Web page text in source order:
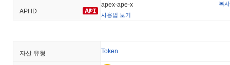
API ID
apex-ape-x
복사
사용법 보기
자산 유형 Token